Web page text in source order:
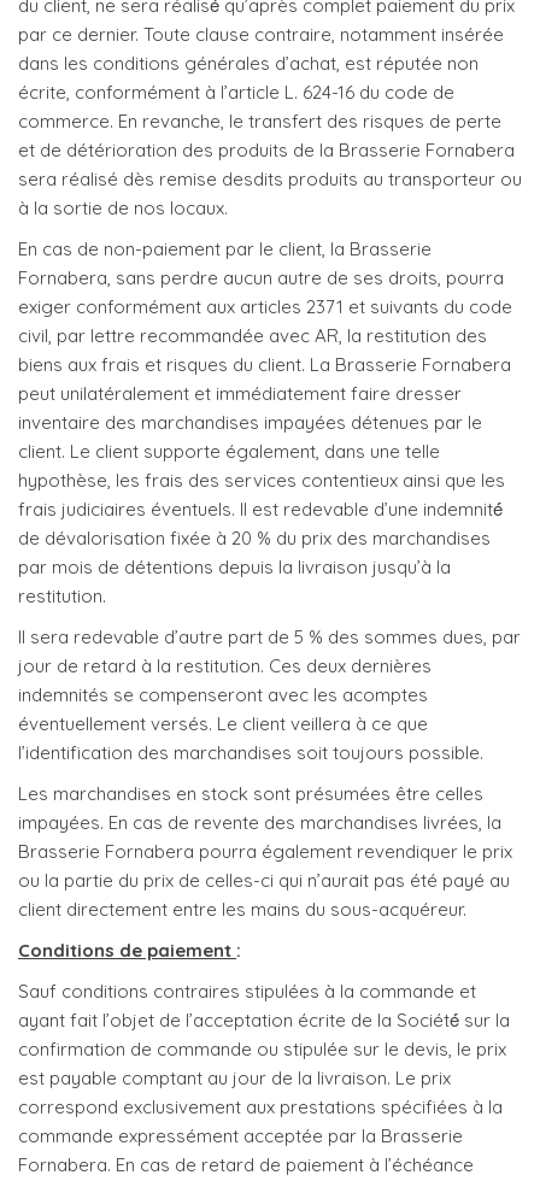
du client, ne sera réalisé́ qu’après complet paiement du prix
par ce dernier. Toute clause contraire, notamment insérée
dans les conditions générales d’achat, est réputée non
écrite, conformément à l’article L. 624-16 du code de
commerce. En revanche, le transfert des risques de perte
et de détérioration des produits de la Brasserie Fornabera
sera réalisé dès remise desdits produits au transporteur ou
à la sortie de nos locaux.
En cas de non-paiement par le client, la Brasserie
Fornabera, sans perdre aucun autre de ses droits, pourra
exiger conformément aux articles 2371 et suivants du code
civil, par lettre recommandée avec AR, la restitution des
biens aux frais et risques du client. La Brasserie Fornabera
peut unilatéralement et immédiatement faire dresser
inventaire des marchandises impayées détenues par le
client. Le client supporte également, dans une telle
hypothèse, les frais des services contentieux ainsi que les
frais judiciaires éventuels. Il est redevable d’une indemnité́
de dévalorisation fixée à 20 % du prix des marchandises
par mois de détentions depuis la livraison jusqu’à la
restitution.
Il sera redevable d’autre part de 5 % des sommes dues, par
jour de retard à la restitution. Ces deux dernières
indemnités se compenseront avec les acomptes
éventuellement versés. Le client veillera à ce que
l’identification des marchandises soit toujours possible.
Les marchandises en stock sont présumées être celles
impayées. En cas de revente des marchandises livrées, la
Brasserie Fornabera pourra également revendiquer le prix
ou la partie du prix de celles-ci qui n’aurait pas été payé au
client directement entre les mains du sous-acquéreur.
Conditions de paiement :
Sauf conditions contraires stipulées à la commande et
ayant fait l’objet de l’acceptation écrite de la Société́ sur la
confirmation de commande ou stipulée sur le devis, le prix
est payable comptant au jour de la livraison. Le prix
correspond exclusivement aux prestations spécifiées à la
commande expressément acceptée par la Brasserie
Fornabera. En cas de retard de paiement à l’échéance